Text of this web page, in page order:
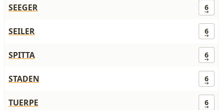
SEEGER 6
SEILER 6
SPITTA 6
STADEN 6
TUERPE 6